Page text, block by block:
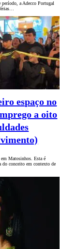
período, a Adecco Portugal
espaço no
a oito
Matosinhos. Esta é
do conceito em contexto de